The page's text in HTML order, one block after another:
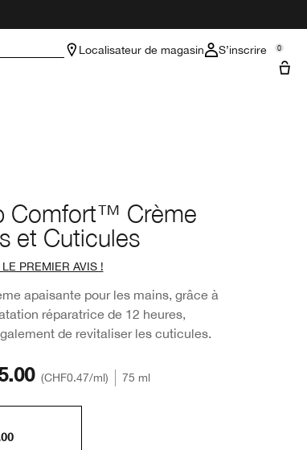
Localisateur de magasin S’inscrire 0
Comfort™ Crème
et Cuticules
PREMIER AVIS !
apaisante pour les mains, grâce à
réparatrice de 12 heures,
de revitaliser les cuticules.
CHF0.47/ml 75 ml